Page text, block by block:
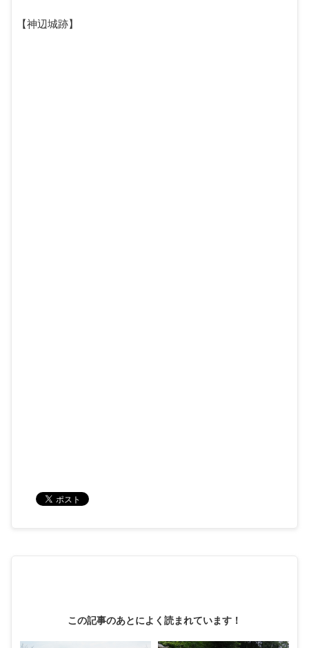
【神辺城跡】
この記事のあとによく読まれています！